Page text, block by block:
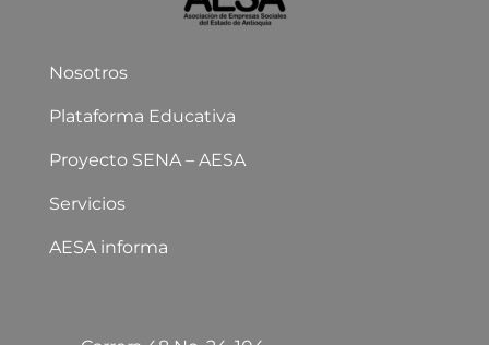
Nosotros
Plataforma Educativa
Proyecto SENA – AESA
Servicios
AESA informa